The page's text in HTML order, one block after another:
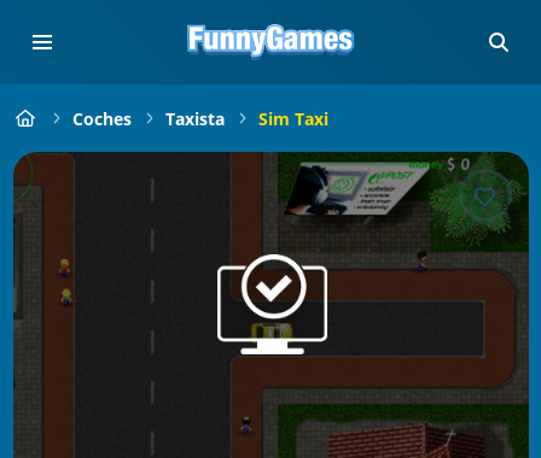
Coches Taxista Sim Taxi